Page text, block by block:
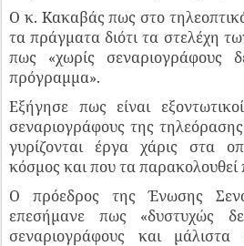
Ο κ. Κακαβάς πως στο
τα πράγματα διότι τα στελέχη
πως «χωρίς σεναριογράφους
πρόγραμμα».
Εξήγησε πως είναι
σεναριογράφους της
γυρίζονται έργα χάρις στα
κόσμος και που τα παρακολουθεί
Ο πρόεδρος της Ένωσης
επεσήμανε πως «δυστυχώς
σεναριογράφους και μάλιστα